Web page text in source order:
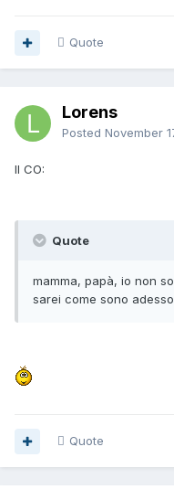
Quote
Lorens
Posted November
Il CO:
Quote
mamma, papà, io non
sarei come sono adesso
Quote